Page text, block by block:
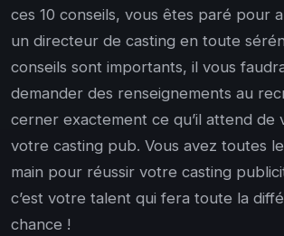
ces 10 conseils, vous êtes paré pour
un directeur de casting en toute
conseils sont importants, il vous
demander des renseignements au
cerner exactement ce qu’il attend de
votre casting pub. Vous avez toutes
main pour réussir votre casting
c’est votre talent qui fera toute la
chance !